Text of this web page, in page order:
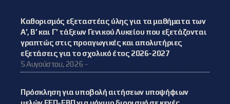
Καθορισμός εξεταστέας ύλης για τα μαθήματα των
Α’, Β’ και Γ’ τάξεων Γενικού Λυκείου που εξετάζονται
γραπτώς στις προαγωγικές και απολυτήριες
εξετάσεις για το σχολικό έτος 2026-2027
5 Αυγούστου, 2026 -
Πρόσκληση για υποβολή αιτήσεων υποψήφιων